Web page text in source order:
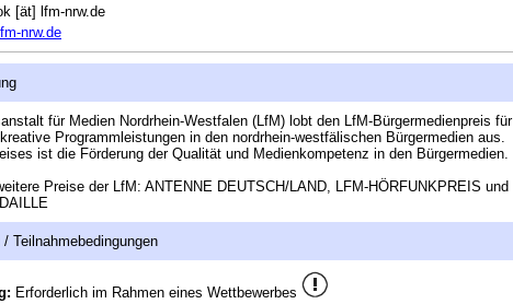
[ät] lfm-nrw.de
nrw.de
für Medien Nordrhein-Westfalen (LfM) lobt den LfM-Bürgermedienpreis für
Programmleistungen in den nordrhein-westfälischen Bürgermedien aus.
ist die Förderung der Qualität und Medienkompetenz in den Bürgermedien.
Preise der LfM: ANTENNE DEUTSCH/LAND, LFM-HÖRFUNKPREIS und
/ Teilnahmebedingungen
Erforderlich im Rahmen eines Wettbewerbes